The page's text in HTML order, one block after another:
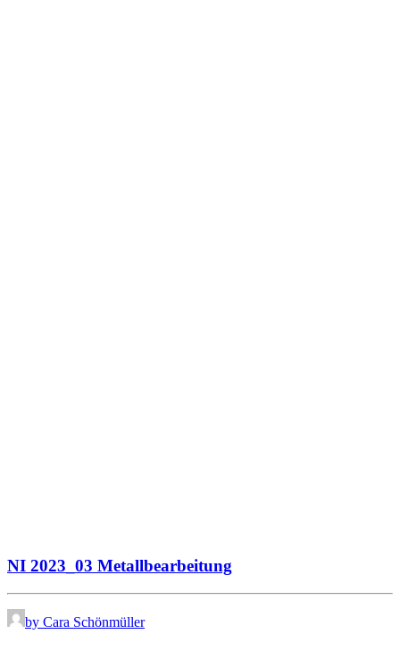
NI 2023_03 Metallbearbeitung
by Cara Schönmüller